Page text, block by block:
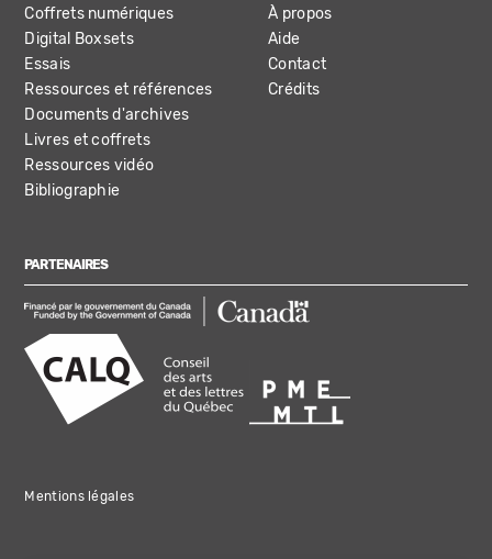
Coffrets numériques
Digital Boxsets
Essais
Ressources et références
Documents d'archives
Livres et coffrets
Ressources vidéo
Bibliographie
À propos
Aide
Contact
Crédits
PARTENAIRES
Mentions légales